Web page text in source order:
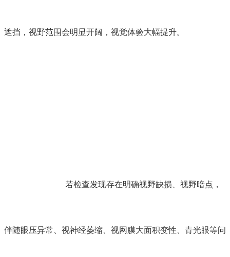
遮挡，视野范围会明显开阔，视觉体验大幅提升。
若检查发现存在明确视野缺损、视野暗点，
伴随眼压异常、视神经萎缩、视网膜大面积变性、青光眼等问